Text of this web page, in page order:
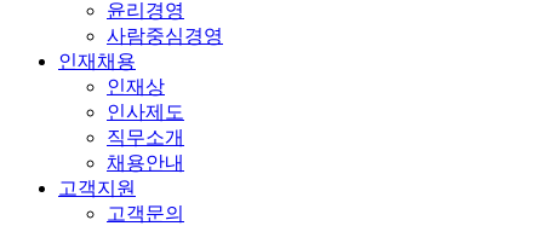
윤리경영
사람중심경영
인재채용
인재상
인사제도
직무소개
채용안내
고객지원
고객문의